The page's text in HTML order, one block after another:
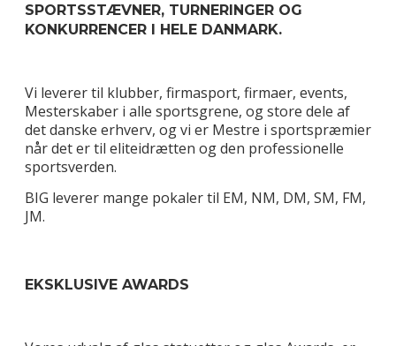
SPORTSSTÆVNER, TURNERINGER OG
KONKURRENCER I HELE DANMARK.
Vi leverer til klubber, firmasport, firmaer, events,
Mesterskaber i alle sportsgrene, og store dele af
det danske erhverv, og vi er Mestre i sportspræmier
når det er til eliteidrætten og den professionelle
sportsverden.
BIG leverer mange pokaler til EM, NM, DM, SM, FM,
JM.
EKSKLUSIVE AWARDS